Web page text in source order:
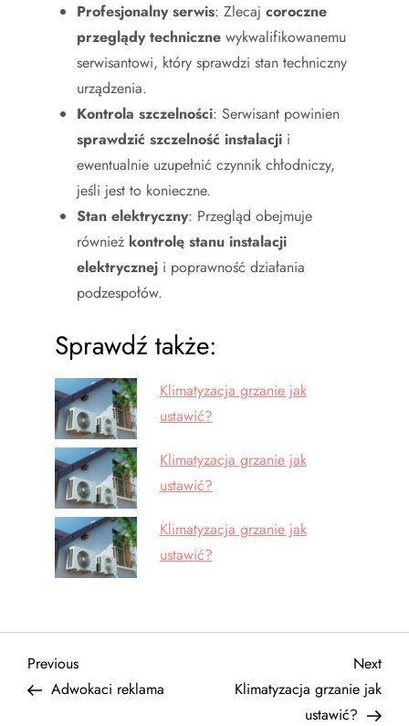
Profesjonalny serwis: Zlecaj coroczne
przeglądy techniczne wykwalifikowanemu
serwisantowi, który sprawdzi stan techniczny
urządzenia.
Kontrola szczelności: Serwisant powinien
sprawdzić szczelność instalacji i
ewentualnie uzupełnić czynnik chłodniczy,
jeśli jest to konieczne.
Stan elektryczny: Przegląd obejmuje
również kontrolę stanu instalacji
elektrycznej i poprawność działania
podzespołów.
Sprawdź także:
Klimatyzacja grzanie jak
ustawić?
Klimatyzacja grzanie jak
ustawić?
Klimatyzacja grzanie jak
ustawić?
N
Previous
Post
Previous
Adwokaci reklama
Next
Post
Next
Klimatyzacja grzanie jak
ustawić?